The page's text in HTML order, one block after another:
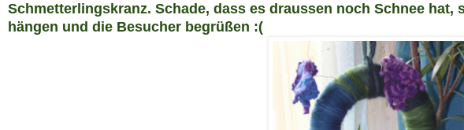
Schmetterlingskranz. Schade, dass es draussen noch Schnee hat,
hängen und die Besucher begrüßen :(